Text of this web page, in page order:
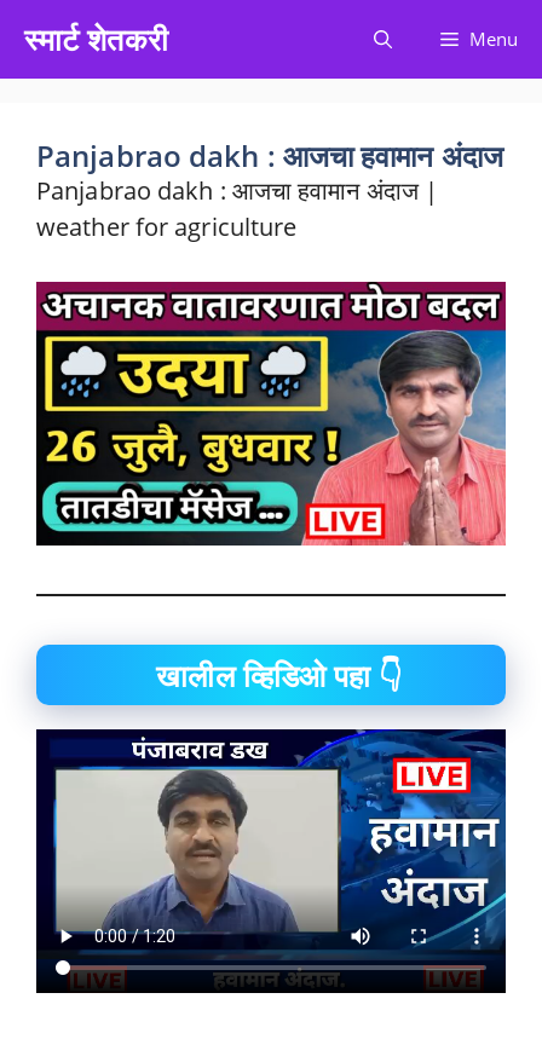
content
स्मार्ट शेतकरी Menu
Panjabrao dakh : आजचा हवामान अंदाज
Panjabrao dakh : आजचा हवामान अंदाज |
weather for agriculture
खालील व्हिडिओ पहा 👇